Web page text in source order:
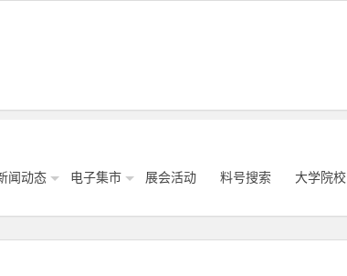
闻动态 电子集市 展会活动 料号搜索 大学院校